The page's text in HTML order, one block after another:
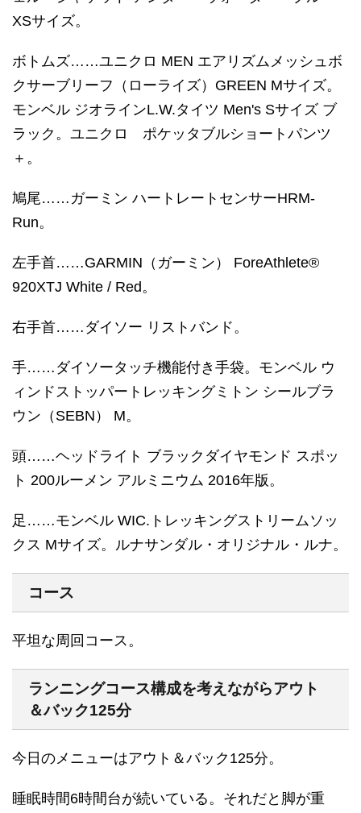
XSサイズ。
ボトムズ……ユニクロ MEN エアリズムメッシュボ
クサーブリーフ（ローライズ）GREEN Mサイズ。
モンベル ジオラインL.W.タイツ Men's Sサイズ ブ
ラック。ユニクロ ポケッタブルショートパンツ
＋。
鳩尾……ガーミン ハートレートセンサーHRM-
Run。
左手首……GARMIN（ガーミン） ForeAthlete®
920XTJ White / Red。
右手首……ダイソー リストバンド。
手……ダイソータッチ機能付き手袋。モンベル ウ
ィンドストッパートレッキングミトン シールブラ
ウン（SEBN） M。
頭……ヘッドライト ブラックダイヤモンド スポッ
ト 200ルーメン アルミニウム 2016年版。
足……モンベル WIC.トレッキングストリームソッ
クス Mサイズ。ルナサンダル・オリジナル・ルナ。
コース
平坦な周回コース。
ランニングコース構成を考えながらアウト
＆バック125分
今日のメニューはアウト＆バック125分。
睡眠時間6時間台が続いている。それだと脚が重